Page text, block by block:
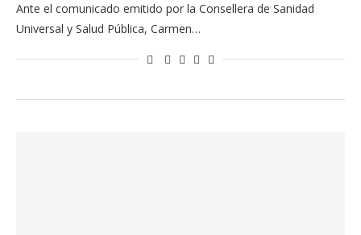
Ante el comunicado emitido por la Consellera de Sanidad
Universal y Salud Pública, Carmen…